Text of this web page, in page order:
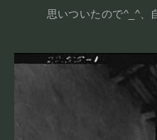
思いついたので^_^、